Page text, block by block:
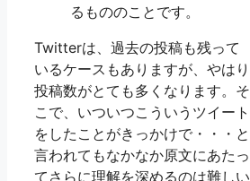
るもののことです。
Twitterは、過去の投稿も残って
いるケースもありますが、やはり
投稿数がとても多くなります。そ
こで、いついつこういうツイート
をしたことがきっかけで・・・と
言われてもなかなか原文にあたっ
てさらに理解を深めるのは難しい